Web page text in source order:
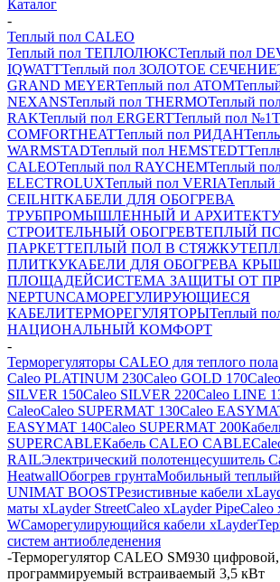
Каталог
-
Теплый пол CALEO
Теплый пол ТЕПЛОЛЮКСТеплый пол
IQWATTТеплый пол ЗОЛОТОЕ СЕЧЕНИЕ
GRAND MEYERТеплый пол ATOM
NEXANSТеплый пол THERMOТеплый
RAKТеплый пол ERGERTТеплый пол №1
COMFORTHEATТеплый пол РИДАН
WARMSTADТеплый пол HEMSTEDT
CALEOТеплый пол RAYCHEMТеплый
ELECTROLUXТеплый пол VERIAТеплый
CEILHITКАБЕЛИ ДЛЯ ОБОГРЕВА
ТРУБПРОМЫШЛЕННЫЙ И
СТРОИТЕЛЬНЫЙ ОБОГРЕВТЕПЛЫЙ
ПАРКЕТТЕПЛЫЙ ПОЛ В СТЯЖКУ
ПЛИТКУКАБЕЛИ ДЛЯ ОБОГРЕВА
ПЛОЩАДЕЙСИСТЕМА ЗАЩИТЫ ОТ
NEPTUNСАМОРЕГУЛИРУЮЩИЕСЯ
КАБЕЛИТЕРМОРЕГУЛЯТОРЫТеплый
НАЦИОНАЛЬНЫЙ КОМФОРТ
-
Терморегуляторы CALEO для теплого пола
Caleo PLATINUM 230Caleo GOLD 170
SILVER 150Caleo SILVER 220Caleo LINE
CaleoCaleo SUPERMAT 130Caleo
EASYMAT 140Caleo SUPERMAT 200
SUPERCABLEКабель CALEO CABLE
RAILЭлектрический полотенцесушитель
HeatwallОбогрев грунтаМобильный
UNIMAT BOOSTРезистивные кабели
маты xLayder StreetCaleo xLayder PipeCaleo
WСаморегулирующийся кабели xLayder
систем антиобледенения
-Терморегулятор CALEO SM930 цифровой,
программируемый встраиваемый 3,5 кВт